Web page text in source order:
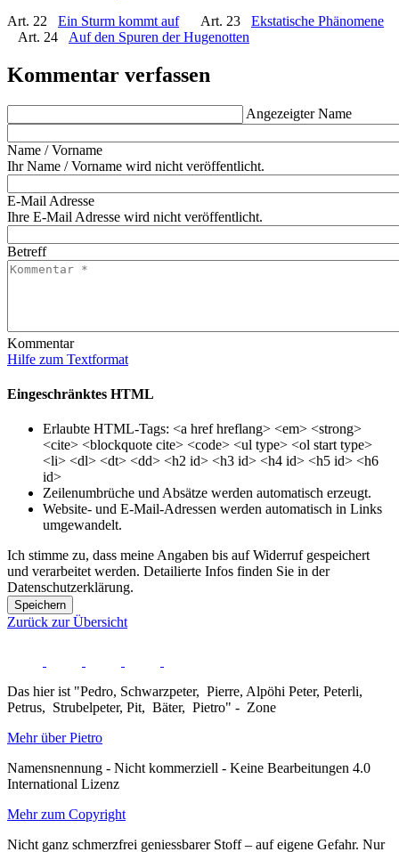
Art. 22 Ein Sturm kommt aufArt. 23 Ekstatische Phänomene
Art. 24 Auf den Spuren der Hugenotten
Kommentar verfassen
Angezeigter Name
Name / Vorname
Ihr Name / Vorname wird nicht veröffentlicht.
E-Mail Adresse
Ihre E-Mail Adresse wird nicht veröffentlicht.
Betreff
Kommentar
Hilfe zum Textformat
Eingeschränktes HTML
Erlaubte HTML-Tags: <a href hreflang> <em> <strong>
<cite> <blockquote cite> <code> <ul type> <ol start type>
<li> <dl> <dt> <dd> <h2 id> <h3 id> <h4 id> <h5 id> <h6
id>
Zeilenumbrüche und Absätze werden automatisch erzeugt.
Website- und E-Mail-Adressen werden automatisch in Links
umgewandelt.
Ich stimme zu, dass meine Angaben bis auf Widerruf gespeichert
und verarbeitet werden. Detailierte Infos finden Sie in der
Datenschutzerklärung.
Speichern
Zurück zur Übersicht
Das hier ist "Pedro, Schwarzpeter, Pierre, Alpöhi Peter, Peterli,
Petrus, Strubelpeter, Pit, Bäter, Pietro" - Zone
Mehr über Pietro
Namensnennung - Nicht kommerziell - Keine Bearbeitungen 4.0
International Lizenz
Mehr zum Copyright
Nicht ganz schmerzfrei geniessbarer Stoff – auf eigene Gefahr. Nur